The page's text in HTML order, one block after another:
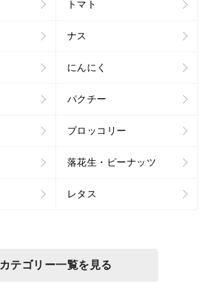
トマト
ナス
にんにく
パクチー
ブロッコリー
落花生・ピーナッツ
レタス
カテゴリー一覧を見る